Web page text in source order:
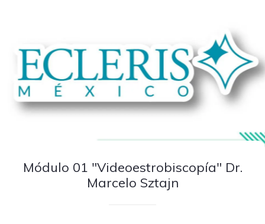
Módulo 01 "Videoestrobiscopía" Dr.
Marcelo Sztajn